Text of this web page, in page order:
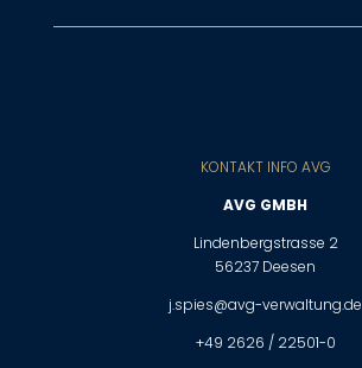
KONTAKT INFO AVG
AVG GMBH
Lindenbergstrasse 2
56237 Deesen
j.spies@avg-verwaltung.de
+49 2626 / 22501-0